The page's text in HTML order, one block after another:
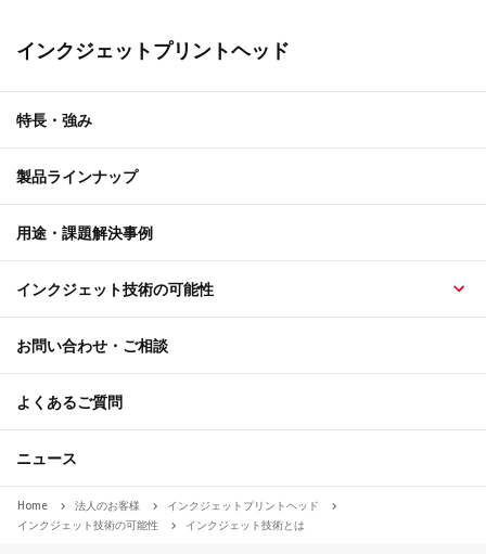
インクジェットプリントヘッド
特長・強み
製品ラインナップ
用途・課題解決事例
インクジェット技術の可能性
お問い合わせ・ご相談
よくあるご質問
ニュース
Home 法人のお客様
インクジェットプリントヘッド
インクジェット技術の可能性
インクジェット技術とは